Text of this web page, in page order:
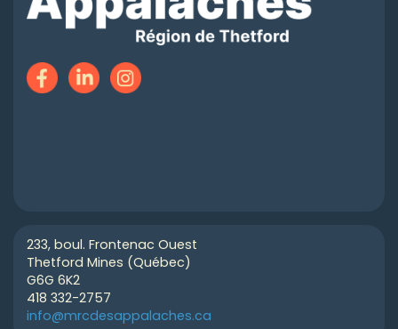
233, boul. Frontenac Ouest
Thetford Mines (Québec)
G6G 6K2
418 332-2757
info@mrcdesappalaches.ca